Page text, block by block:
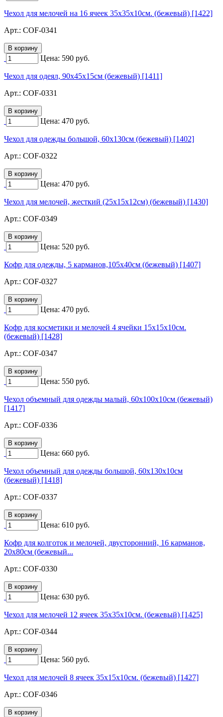
Чехол для мелочей на 16 ячеек 35х35х10см. (бежевый) [1422]
Арт.: COF-0341
Цена: 590 руб.
Чехол для одеял, 90х45х15см (бежевый) [1411]
Арт.: COF-0331
Цена: 470 руб.
Чехол для одежды большой, 60х130см (бежевый) [1402]
Арт.: COF-0322
Цена: 470 руб.
Чехол для мелочей, жесткий (25х15х12см) (бежевый) [1430]
Арт.: COF-0349
Цена: 520 руб.
Кофр для одежды, 5 карманов,105х40см (бежевый) [1407]
Арт.: COF-0327
Цена: 470 руб.
Кофр для косметики и мелочей 4 ячейки 15х15х10см.
(бежевый) [1428]
Арт.: COF-0347
Цена: 550 руб.
Чехол объемный для одежды малый, 60х100х10см (бежевый)
[1417]
Арт.: COF-0336
Цена: 660 руб.
Чехол объемный для одежды большой, 60х130х10см
(бежевый) [1418]
Арт.: COF-0337
Цена: 610 руб.
Кофр для колготок и мелочей, двусторонний, 16 карманов,
20х80см (бежевый...
Арт.: COF-0330
Цена: 630 руб.
Чехол для мелочей 12 ячеек 35х35х10см. (бежевый) [1425]
Арт.: COF-0344
Цена: 560 руб.
Чехол для мелочей 8 ячеек 35х15х10см. (бежевый) [1427]
Арт.: COF-0346